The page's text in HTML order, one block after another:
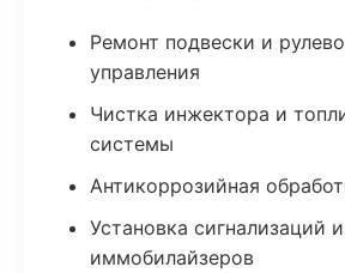
Ремонт подвески и
управления
Чистка инжектора и
системы
Антикоррозийная
Установка сигнализаций и
иммобилайзеров